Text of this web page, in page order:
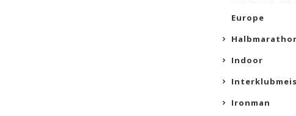
Europe
Indoor
Ironman